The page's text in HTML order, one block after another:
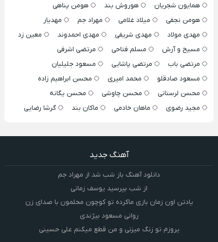
همایون شجریان
هوروش بند
هومن پناهی
هومن نجفی
میلاد غلامی مهراد جم
مهدیار
مهدی مولاد
مهدی شریفی مهدی احمدوند
معین زد
مسیح و آرش
مسلم فتاحی
مرتضی اشرفی
مرتضی باب
مرتضی پاشایی
مسعود جلیلیان
مسعود صادقلو
محمد امیری
محسن ابراهیم زاده
محسن لرستانی
محسن چاوشی
محسن یگانه
مجید رضوی
ماهان خادمی ماکان بند گرشا رضایی
آهنگ جدید
دانلود آهنگ باز شب شد از مهراد جم
از شب بپرسید یوسف زمانی
یادتن اون زمان بازی ماکرده تو کوچون محلمون با صدای زن
روانی مسعود بیژندی
یروزم تو زنگ میزنی و من قطع میکنم علی حسینی